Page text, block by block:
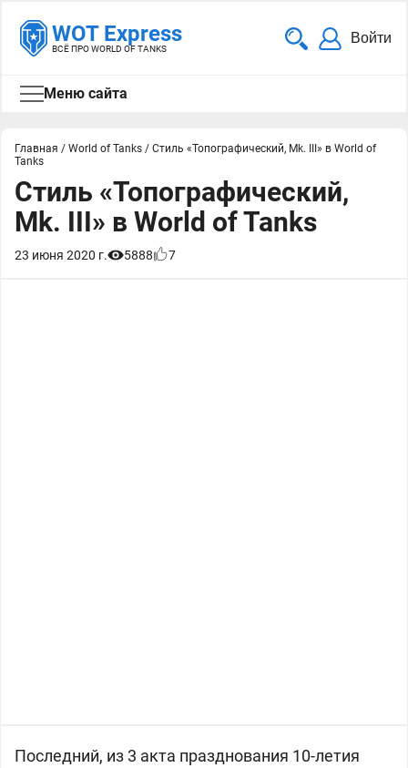
WOT Express
ВСЁ ПРО WORLD OF TANKS
Войти
Меню сайта
Главная / World of Tanks / Стиль «Топографический, Mk. III» в World of
Tanks
Стиль «Топографический,
Mk. III» в World of Tanks
23 июня 2020 г. 5888 7
Последний, из 3 акта празднования 10-летия